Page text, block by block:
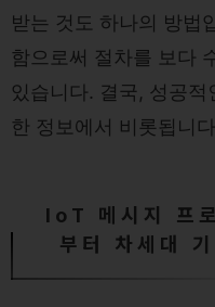
받는 것도 하나의 방법
함으로써 절차를 보다
있습니다. 결국, 성공
한 정보에서 비롯됩니
IoT 메시지 프
부터 차세대